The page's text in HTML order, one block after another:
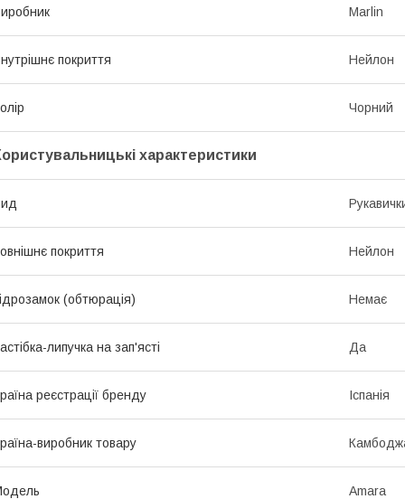
Marlin
покриття Нейлон
Чорний
характеристики
покриття Нейлон
(обтюрація) Немає
липучка на зап'ясті Да
реєстрації бренду Іспанія
виробник товару
Amara